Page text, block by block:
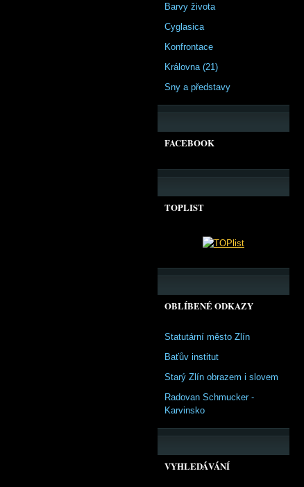
Barvy života
Cyglasica
Konfrontace
Královna (21)
Sny a představy
FACEBOOK
TOPLIST
OBLÍBENÉ ODKAZY
Statutární město Zlín
Baťův institut
Starý Zlín obrazem i slovem
Radovan Schmucker -
Karvinsko
VYHLEDÁVÁNÍ